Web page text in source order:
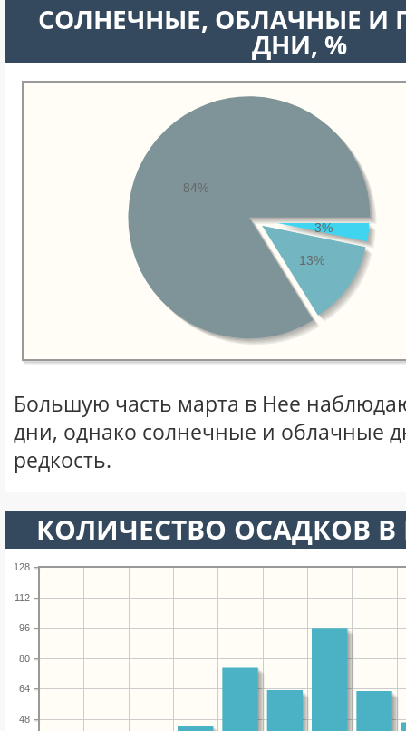
CОЛНЕЧНЫЕ, ОБЛАЧНЫЕ И
ДНИ, %
3%
13%
84%
Большую часть марта в Нее
дни, однако солнечные и облачные
редкость.
КОЛИЧЕСТВО ОСАДКОВ
48
64
80
96
112
128